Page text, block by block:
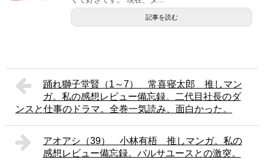
記事を読む
踊れ獅子堂賢（1～7） 常喜寝太郎 推しマン
ガ。私の感想レビュー備忘録。二代目社長のダ
ンスと仕事のドラマ。全巻一気読み、面白かった。
アオアシ（39） 小林有梧 推しマンガ。私の
感想レビュー備忘録。バルサユースとの激突。